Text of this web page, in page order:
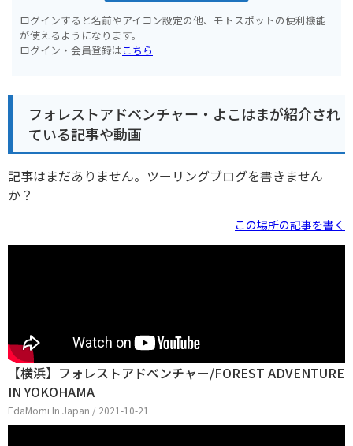
ログインすると名前やアイコン設定の他、モトスポットの便利機能
が使えるようになります。
ログイン・会員登録はこちら
フォレストアドベンチャー・よこはまが紹介され
ている記事や動画
記事はまだありません。ツーリングブログを書きません
か？
この場所の記事を書く
【横浜】フォレストアドベンチャー/FOREST ADVENTURE
IN YOKOHAMA
EdaMomi In Japan / 2021-10-21